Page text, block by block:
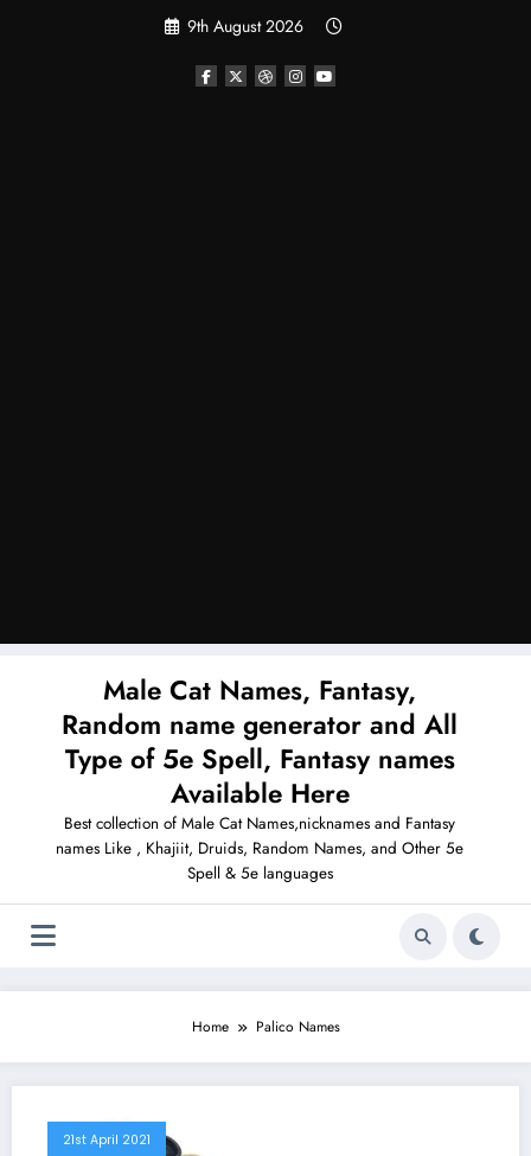
9th August 2026
Male Cat Names, Fantasy,
Random name generator and All
Type of 5e Spell, Fantasy names
Available Here
Best collection of Male Cat Names,nicknames and Fantasy
names Like , Khajiit, Druids, Random Names, and Other 5e
Spell & 5e languages
Home Palico Names
21st April 2021